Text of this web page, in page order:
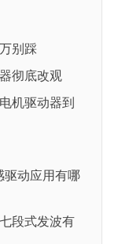
别踩
彻底改观
机驱动器到
驱动应用有哪
段式发波有